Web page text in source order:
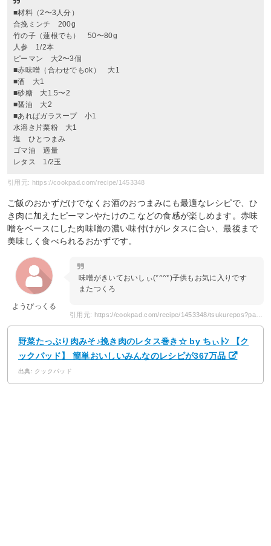
■材料（2〜3人分）
合挽ミンチ 200g
竹の子（蓮根でも） 50〜80g
人参 1/2本
ピーマン 大2〜3個
■赤味噌（合わせでもok） 大1
■酒 大1
■砂糖 大1.5〜2
■醤油 大2
■あればガラスープ 小1
水溶き片栗粉 大1
塩 ひとつまみ
ゴマ油 適量
レタス 1/2玉
引用元: https://cookpad.com/recipe/1453348
ご飯のおかずだけでなくお酒のおつまみにも最適なレシピで、ひ
き肉に加えたピーマンやたけのこなどの食感が楽しめます。赤味
噌をベースにした肉味噌の濃い味付けがレタスに合い、最後まで
美味しく食べられるおかずです。
ようぴっくる
味噌がきいておいしぃ(*^^*)子供もお気に入りです
またつくろ
引用元: https://cookpad.com/recipe/1453348/tsukurepos?page=4
野菜たっぷり肉みそ♪挽き肉のレタス巻き☆ by ちぃﾄﾝ 【ク
ックパッド】 簡単おいしいみんなのレシピが367万品
出典: クックパッド